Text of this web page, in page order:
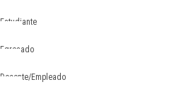
Estudiante
Egresado
Docente/Empleado